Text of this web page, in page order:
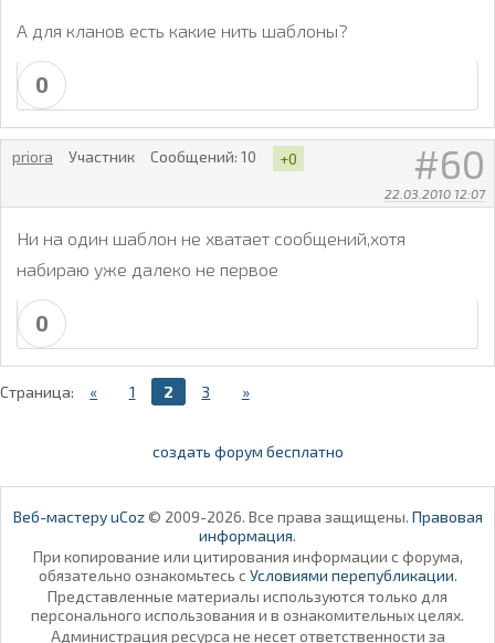
А для кланов есть какие нить шаблоны?
0
60
22.03.2010 12:07
priora Участник Сообщений: 10 +0
Ни на один шаблон не хватает сообщений,хотя
набираю уже далеко не первое
0
Страница: « 1 2 3 »
создать форум бесплатно
Веб-мастеру uCoz© 2009-2026. Все права защищены. Правовая
информация.
При копирование или цитирования информации с форума,
обязательно ознакомьтесь с Условиями перепубликации.
Представленные материалы используются только для
персонального использования и в ознакомительных целях.
Администрация ресурса не несет ответственности за